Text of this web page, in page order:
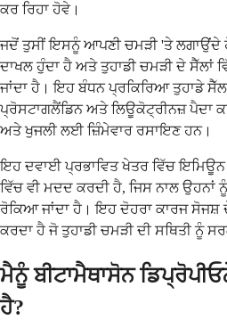
ਕਰ ਰਿਹਾ ਹੋਵੇ।
ਜਦੋਂ ਤੁਸੀਂ ਇਸਨੂੰ ਆਪਣੀ ਚਮੜੀ 'ਤੇ ਲਗਾਉਂਦੇ
ਦਾਖਲ ਹੁੰਦਾ ਹੈ ਅਤੇ ਤੁਹਾਡੀ ਚਮੜੀ ਦੇ ਸੈੱਲਾਂ
ਜਾਂਦਾ ਹੈ। ਇਹ ਬੰਧਨ ਪ੍ਰਕਿਰਿਆ ਤੁਹਾਡੇ
ਪ੍ਰੋਸਟਾਗਲੈਂਡਿਨ ਅਤੇ ਲਿਊਕੋਟ੍ਰੀਨਜ਼ ਪੈਦਾ
ਅਤੇ ਖੁਜਲੀ ਲਈ ਜ਼ਿੰਮੇਵਾਰ ਰਸਾਇਣ ਹਨ।
ਇਹ ਦਵਾਈ ਪ੍ਰਭਾਵਿਤ ਖੇਤਰ ਵਿੱਚ ਇਮਿਊਨ
ਵਿੱਚ ਵੀ ਮਦਦ ਕਰਦੀ ਹੈ, ਜਿਸ ਨਾਲ
ਰੋਕਿਆ ਜਾਂਦਾ ਹੈ। ਇਹ ਦੋਹਰਾ ਕਾਰਜ
ਕਰਦਾ ਹੈ ਜੋ ਤੁਹਾਡੀ ਚਮੜੀ ਦੀ ਸਥਿਤੀ ਨੂੰ
ਮੈਨੂੰ ਬੀਟਾਮੈਥਾਸੋਨ
ਹੈ?